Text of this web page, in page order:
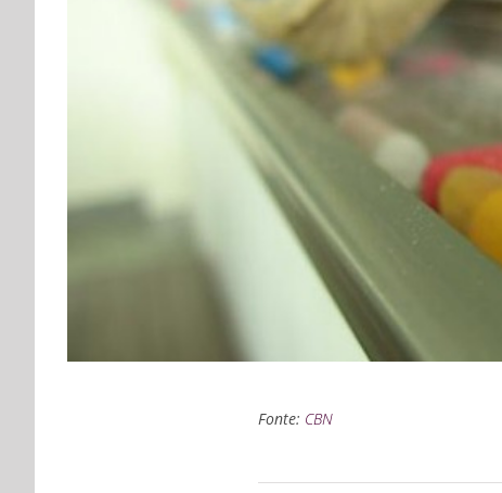
Fonte: CBN